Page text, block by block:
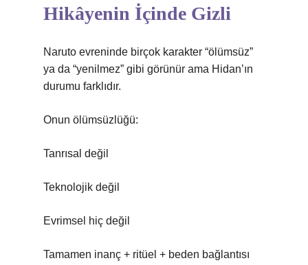
Hikâyenin İçinde Gizli
Naruto evreninde birçok karakter “ölümsüz”
ya da “yenilmez” gibi görünür ama Hidan’ın
durumu farklıdır.
Onun ölümsüzlüğü:
Tanrısal değil
Teknolojik değil
Evrimsel hiç değil
Tamamen inanç + ritüel + beden bağlantısı